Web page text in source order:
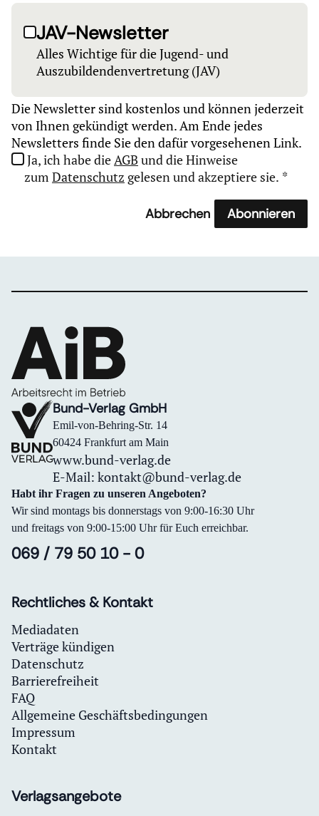
JAV-Newsletter
Alles Wichtige für die Jugend- und
Auszubildendenvertretung (JAV)
Die Newsletter sind kostenlos und können jederzeit
von Ihnen gekündigt werden. Am Ende jedes
Newsletters finde Sie den dafür vorgesehenen Link.
Ja, ich habe dieAGB und die Hinweise
zum Datenschutz gelesen und akzeptiere sie. *
Abbrechen Abonnieren
Bund-Verlag GmbH
Emil-von-Behring-Str. 14
60424 Frankfurt am Main
www.bund-verlag.de
E-Mail: kontakt@bund-verlag.de
Habt ihr Fragen zu unseren Angeboten?
Wir sind montags bis donnerstags von 9:00-16:30 Uhr
und freitags von 9:00-15:00 Uhr für Euch erreichbar.
069 / 79 50 10 - 0
Rechtliches & Kontakt
Mediadaten
Verträge kündigen
Datenschutz
Barrierefreiheit
FAQ
Allgemeine Geschäftsbedingungen
Impressum
Kontakt
Verlagsangebote